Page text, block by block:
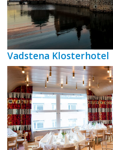
Vadstena Klosterhotel